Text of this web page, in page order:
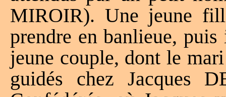
MIROIR). Une jeune
prendre en banlieue,
jeune couple, dont le
guidés chez Jacques